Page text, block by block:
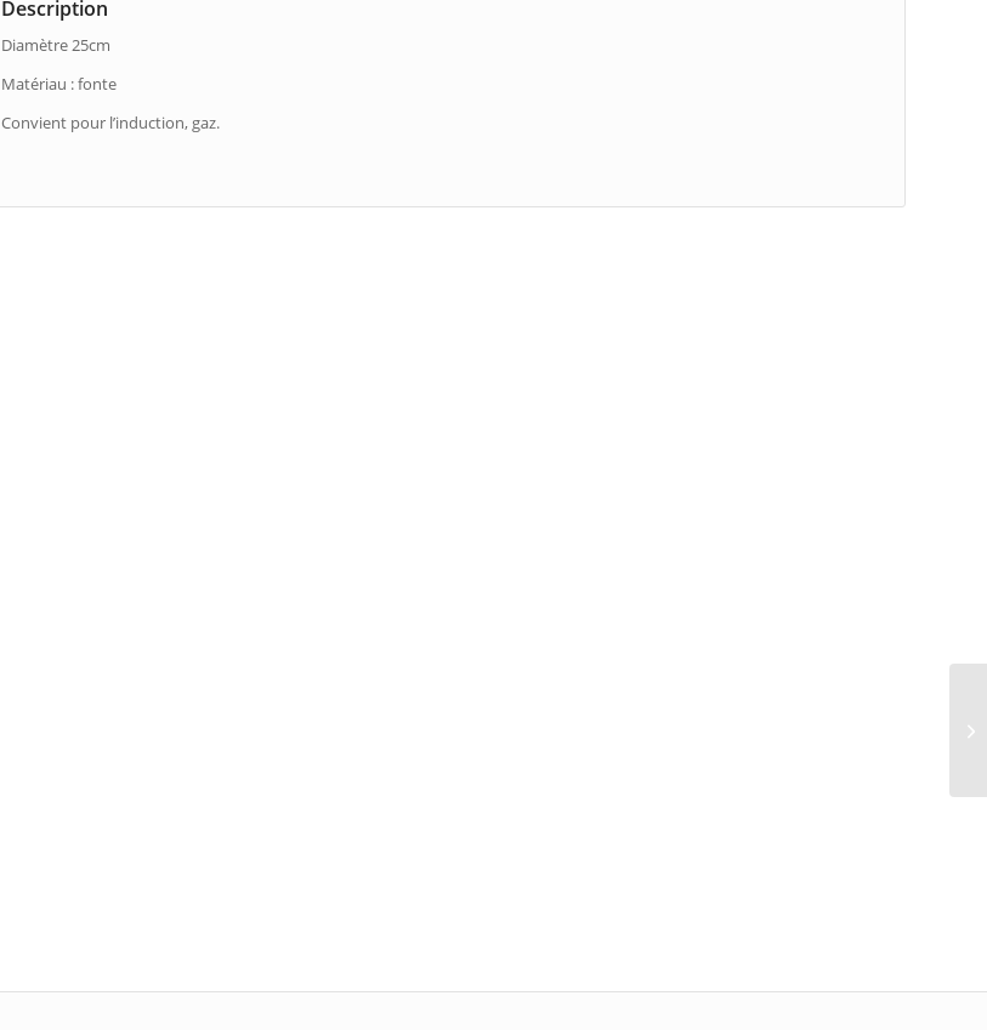
Description
Diamètre 25cm
Matériau : fonte
Convient pour l’induction, gaz.